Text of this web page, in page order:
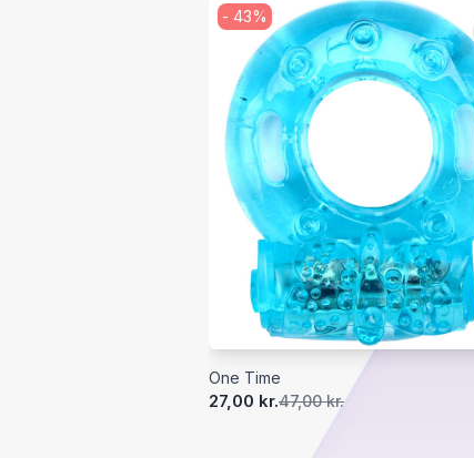
- 43%
One Time
27,00 kr.47,00 kr.